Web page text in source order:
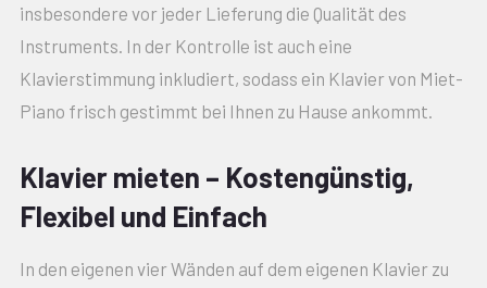
insbesondere vor jeder Lieferung die Qualität des
Instruments. In der Kontrolle ist auch eine
Klavierstimmung inkludiert, sodass ein Klavier von Miet-
Piano frisch gestimmt bei Ihnen zu Hause ankommt.
Klavier mieten – Kostengünstig,
Flexibel und Einfach
In den eigenen vier Wänden auf dem eigenen Klavier zu